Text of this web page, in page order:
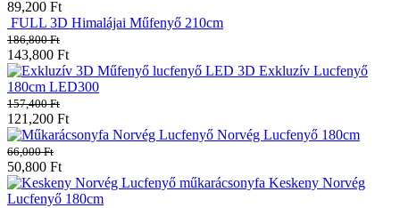
89,200 Ft
FULL 3D Himalájai Műfenyő 210cm
186,800Ft
143,800 Ft
3D Exkluzív Lucfenyő
180cm LED300
157,400Ft
121,200 Ft
Norvég Lucfenyő 180cm
66,000Ft
50,800 Ft
Keskeny Norvég
Lucfenyő 180cm